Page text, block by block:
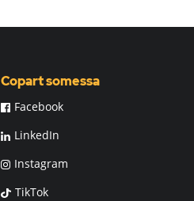
Copart somessa
Facebook
LinkedIn
Instagram
TikTok